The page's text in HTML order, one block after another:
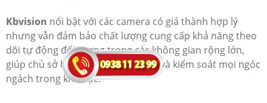
Kbvision nổi bật với các camera có giá thành hợp lý
nhưng vẫn đảm bảo chất lượng cung cấp khả năng theo
dõi tự động đối tượng trong các không gian rộng lớn,
giúp chủ sở hữu dễ dàng giám sát và kiểm soát mọi ngóc
ngách trong khu vực.